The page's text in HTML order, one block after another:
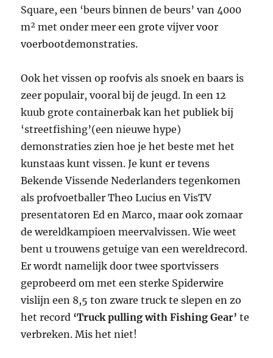
Square, een ‘beurs binnen de beurs’ van 4000
m² met onder meer een grote vijver voor
voerbootdemonstraties.
Ook het vissen op roofvis als snoek en baars is
zeer populair, vooral bij de jeugd. In een 12
kuub grote containerbak kan het publiek bij
‘streetfishing’(een nieuwe hype)
demonstraties zien hoe je het beste met het
kunstaas kunt vissen. Je kunt er tevens
Bekende Vissende Nederlanders tegenkomen
als profvoetballer Theo Lucius en VisTV
presentatoren Ed en Marco, maar ook zomaar
de wereldkampioen meervalvissen. Wie weet
bent u trouwens getuige van een wereldrecord.
Er wordt namelijk door twee sportvissers
geprobeerd om met een sterke Spiderwire
vislijn een 8,5 ton zware truck te slepen en zo
het record ‘Truck pulling with Fishing Gear’ te
verbreken. Mis het niet!